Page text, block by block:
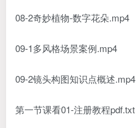
08-2奇妙植物-数字花朵.mp4
09-1多风格场景案例.mp4
09-2镜头构图知识点概述.mp4
第一节课看01-注册教程pdf.txt